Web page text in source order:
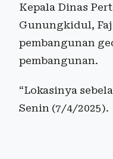
Kepala Dinas
Gunungkidul,
pembangunan
pembangunan.
“Lokasinya
Senin (7/4/2025).